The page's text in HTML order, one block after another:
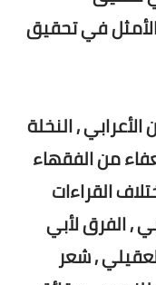
في تحقيق
, النخلة
من الفقهاء
القراءات
, الفرق لأبي
, شعر